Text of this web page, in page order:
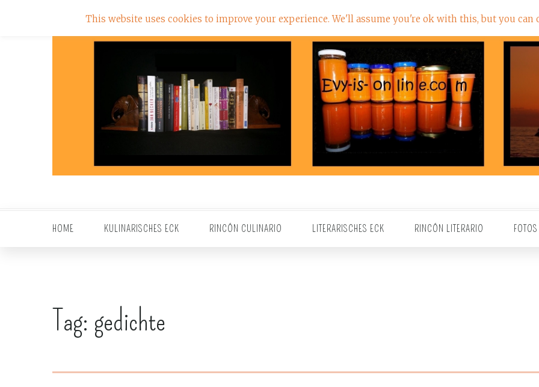
HOME KULINARISCHES ECK RINCÓN CULINARIO LITERARISCHES ECK RINCÓN LITERARIO FOTOS
Tag: gedichte
This website uses cookies to improve your experience. We'll assume you're ok with this, but you